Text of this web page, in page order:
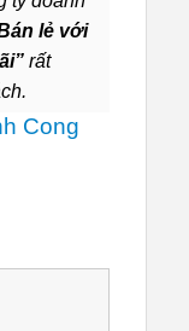
lẻ với
rất
Cong